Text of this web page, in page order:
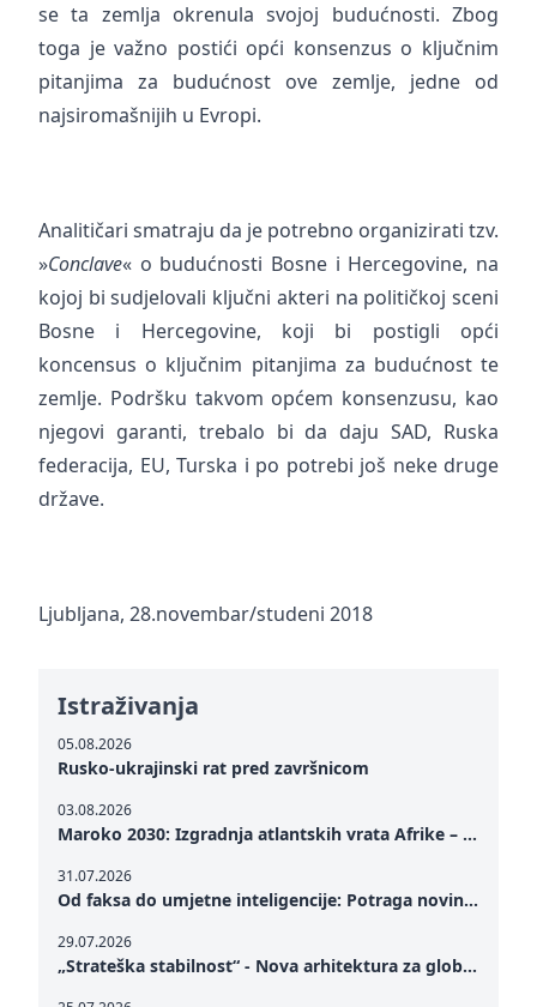
se ta zemlja okrenula svojoj budućnosti. Zbog
toga je važno postići opći konsenzus o ključnim
pitanjima za budućnost ove zemlje, jedne od
najsiromašnijih u Evropi.
Analitičari smatraju da je potrebno organizirati tzv.
»Conclave« o budućnosti Bosne i Hercegovine, na
kojoj bi sudjelovali ključni akteri na političkoj sceni
Bosne i Hercegovine, koji bi postigli opći
koncensus o ključnim pitanjima za budućnost te
zemlje. Podršku takvom općem konsenzusu, kao
njegovi garanti, trebalo bi da daju SAD, Ruska
federacija, EU, Turska i po potrebi još neke druge
države.
Ljubljana, 28.novembar/studeni 2018
Istraživanja
05.08.2026
Rusko-ukrajinski rat pred završnicom
03.08.2026
Maroko 2030: Izgradnja atlantskih vrata Afrike – od Tangera u Mediteranu do novog geopolitičkog koridora
31.07.2026
Od faksa do umjetne inteligencije: Potraga novinarstva za istinom u digitalnom dobu
29.07.2026
„Strateška stabilnost“ - Nova arhitektura za globalnu saradnju